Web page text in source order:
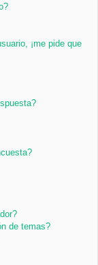
¡me pide que
de temas?